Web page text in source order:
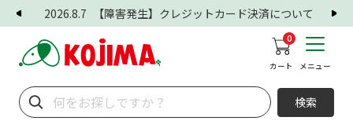
2026.8.7 【障害発生】クレジットカード決済について
0
カート メニュー
検索